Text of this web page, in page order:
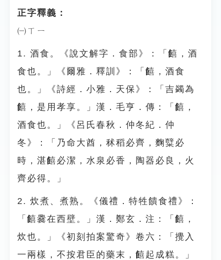
正字釋義：
㈠ㄒㄧ
1. 酒食。《說文解字．食部》：「饎，酒
食也。」《爾雅．釋訓》：「饎，酒食
也。」《詩經．小雅．天保》：「吉蠲為
饎，是用孝享。」漢．毛亨．傳：「饎，
酒食也。」《呂氏春秋．仲冬紀．仲
冬》：「乃命大酋，秫稻必齊，麴糱必
時，湛饎必潔，水泉必香，陶器必良，火
齊必得。」
2. 炊煮、煮熟。《儀禮．特牲饋食禮》：
「饎爨在西壁。」漢．鄭玄．注：「饎，
炊也。」《初刻拍案驚奇》卷六：「攪入
一兩樣，不按君臣的藥末，饎起成糕。」